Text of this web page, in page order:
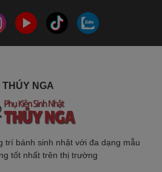
NGA
trí bánh sinh nhật với đa dạng mẫu
tốt nhất trên thị trường